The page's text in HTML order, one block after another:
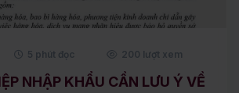
5 phút đọc 200 lượt xem
NHẬP KHẨU CẦN LƯU Ý VỀ